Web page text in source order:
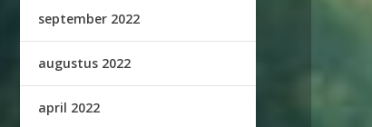
september 2022
augustus 2022
april 2022